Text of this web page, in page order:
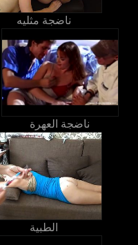
ناضجة مثليه
ناضجة العهرة
الطبية